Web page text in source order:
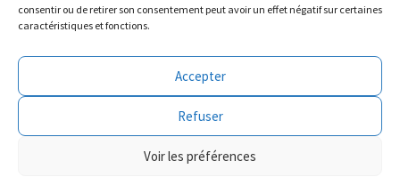
consentir ou de retirer son consentement peut avoir un effet négatif sur certaines
caractéristiques et fonctions.
Accepter
Refuser
Voir les préférences
© Climeurope.fr 2026
.